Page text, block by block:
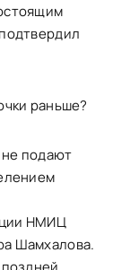
раньше?
подают
НМИЦ
Шамхалова.